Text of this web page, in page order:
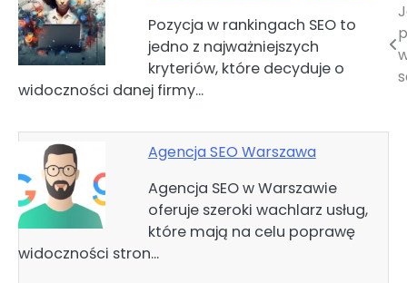
Pozycja w rankingach SEO to
jedno z najważniejszych
kryteriów, które decyduje o
widoczności danej firmy…
Agencja SEO Warszawa
Agencja SEO w Warszawie
oferuje szeroki wachlarz usług,
które mają na celu poprawę
widoczności stron…
Nawigacja
wpisu